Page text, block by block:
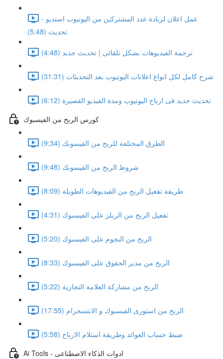
عمل اعلان لزيادة عدد المشتركين من اليوتيوب استديو -
تحديث (5:48)
ترجمة الفيديوهات بشكل تلقائى | تحديث جديد (4:48)
شرح كامل لكل انواع اعلانات اليوتيوب بعد التحديثات (31:31)
تحديث جديد فى ارباح اليوتيوب ومدة الفيديو القصيرة (6:12)
كورس الربح من الفيسبوك
الطرق المختلفة للربح من الفيسوبك (9:34)
شروط الربح من الفيسوبك (9:48)
طريقة تفعيل الربح من الفيديوهات الطويلة (8:09)
تفعيل الربح من الريلز على الفيسبوك (4:31)
الربح من النجوم على الفيسبوك (5:20)
الربح من مدير الحقوق على الفيسبوك (8:33)
الربح من مشاركة العلامة التجارية (5:22)
الربح من استورى الفيسبوك و الانتسجرام (17:55)
ضبط حساب العوائد وطريقة استلام الارباح (5:58)
Ai Tools - ادوات الذكاء الاصطناعى